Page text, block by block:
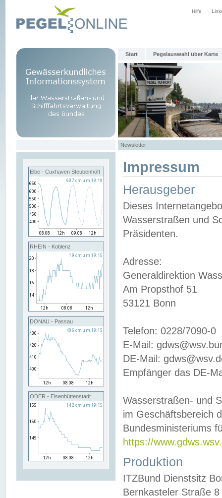
Hilfe
Start Pegelauswahl über Karte
Newsletter
Elbe - Cuxhaven Steubenhöft
RHEIN - Koblenz
DONAU - Passau
ODER - Eisenhüttenstadt
Impressum
Herausgeber
Dieses
Wasserstraßen und
Präsidenten.
Adresse:
Generaldirektion
Am Propsthof 51
53121 Bonn
Telefon: 0228/7090-0
E-Mail:
DE-Mail:
Empfänger das DE-
Wasserstraßen- und
im Geschäftsbereich
Bundesministeriums
https://
Produktion
ITZBund Dienstsitz
Bernkasteler Straße 8